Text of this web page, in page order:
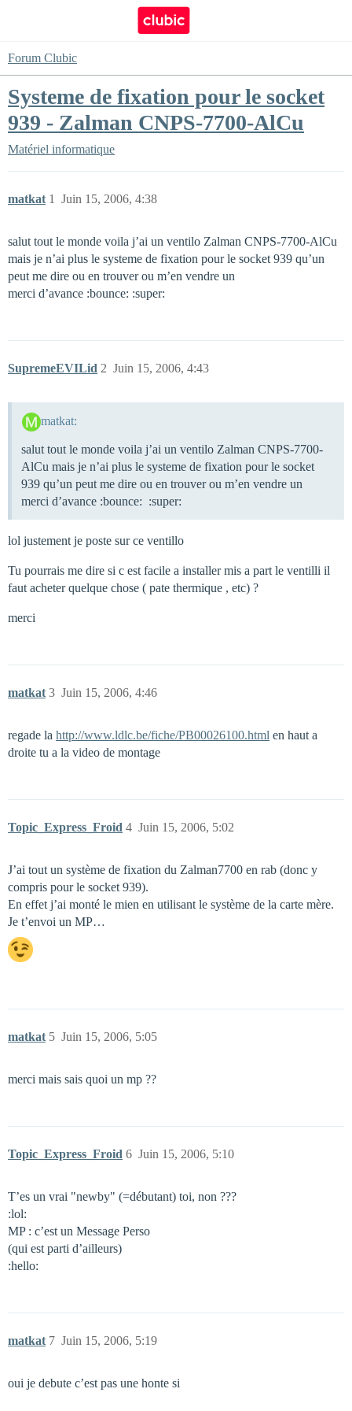
Forum Clubic
Systeme de fixation pour le socket
939 - Zalman CNPS-7700-AlCu
Matériel informatique
matkat Juin 15, 2006, 4:38
1
salut tout le monde voila j’ai un ventilo Zalman CNPS-7700-AlCu
mais je n’ai plus le systeme de fixation pour le socket 939 qu’un
peut me dire ou en trouver ou m’en vendre un
merci d’avance :bounce: :super:
SupremeEVILid Juin 15, 2006, 4:43
2
matkat:
salut tout le monde voila j’ai un ventilo Zalman CNPS-7700-
AlCu mais je n’ai plus le systeme de fixation pour le socket
939 qu’un peut me dire ou en trouver ou m’en vendre un
merci d’avance :bounce: :super:
lol justement je poste sur ce ventillo
Tu pourrais me dire si c est facile a installer mis a part le ventilli il
faut acheter quelque chose ( pate thermique , etc) ?
merci
matkat Juin 15, 2006, 4:46
3
regade la http://www.ldlc.be/fiche/PB00026100.html en haut a
droite tu a la video de montage
Topic_Express_Froid Juin 15, 2006, 5:02
4
J’ai tout un système de fixation du Zalman7700 en rab (donc y
compris pour le socket 939).
En effet j’ai monté le mien en utilisant le système de la carte mère.
Je t’envoi un MP…
matkat Juin 15, 2006, 5:05
5
merci mais sais quoi un mp ??
Topic_Express_Froid Juin 15, 2006, 5:10
6
T’es un vrai "newby" (=débutant) toi, non ???
:lol:
MP : c’est un Message Perso
(qui est parti d’ailleurs)
:hello:
matkat Juin 15, 2006, 5:19
7
oui je debute c’est pas une honte si